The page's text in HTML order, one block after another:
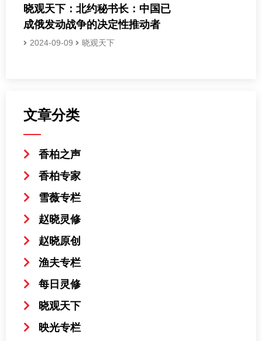
晓观天下：北约秘书长：中国已
成俄发动战争的决定性推动者
2024-09-09 晓观天下
文章分类
香柏之声
香柏专家
雪薇专栏
赵晓灵修
赵晓原创
渔夫专栏
每日灵修
晓观天下
映光专栏